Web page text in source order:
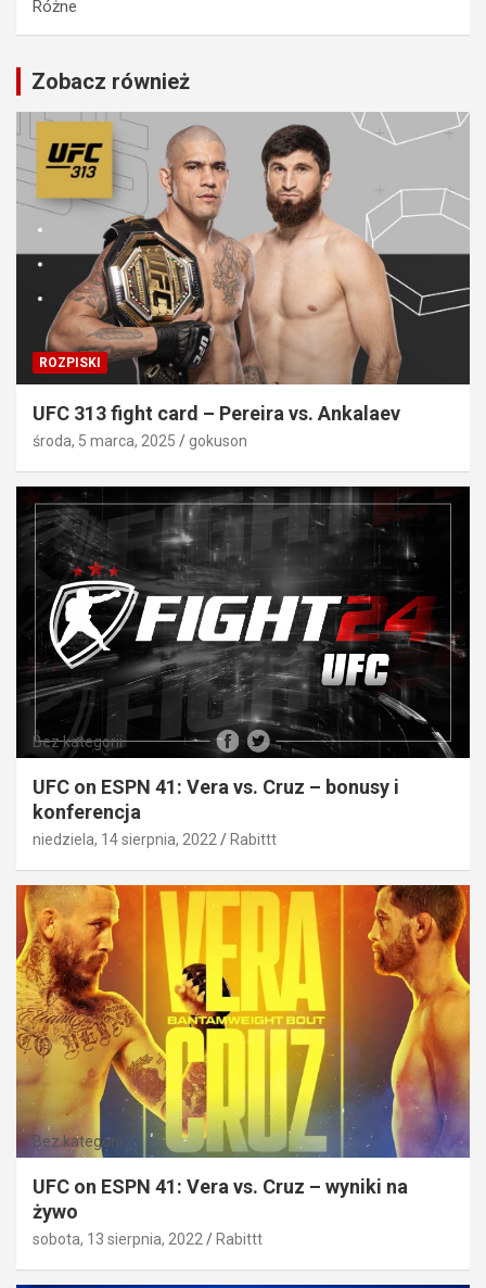
Różne
Zobacz również
ROZPISKI
UFC 313 fight card – Pereira vs. Ankalaev
środa, 5 marca, 2025 gokuson
Bez kategorii
UFC on ESPN 41: Vera vs. Cruz – bonusy i
konferencja
niedziela, 14 sierpnia, 2022 Rabittt
Bez kategorii
UFC on ESPN 41: Vera vs. Cruz – wyniki na
żywo
sobota, 13 sierpnia, 2022 Rabittt